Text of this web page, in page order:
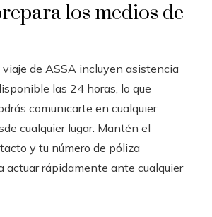
los medios de
viaje de ASSA incluyen asistencia
las 24 horas, lo que
comunicarte en cualquier
cualquier lugar. Mantén el
y tu número de póliza
actuar rápidamente ante cualquier